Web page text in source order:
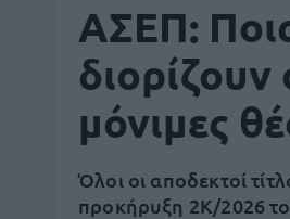
ΑΣΕΠ:
μόνιμες
Όλοι οι αποδεκτοί
προκήρυξη 2Κ/2026